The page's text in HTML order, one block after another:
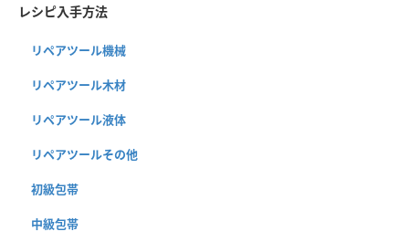
レシピ入手方法
リペアツール機械
リペアツール木材
リペアツール液体
リペアツールその他
初級包帯
中級包帯